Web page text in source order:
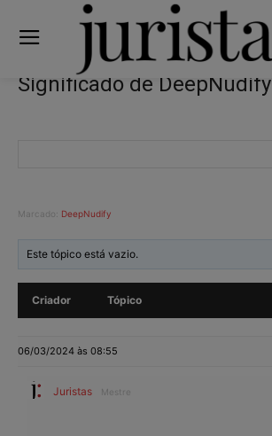
Significado de DeepNudify
Marcado: DeepNudify
Este tópico está vazio.
Criador Tópico
06/03/2024 às 08:55
Juristas Mestre